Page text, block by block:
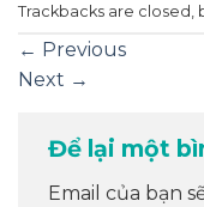
Trackbacks are closed,
← Previous
Next →
Để lại một
Email của bạn